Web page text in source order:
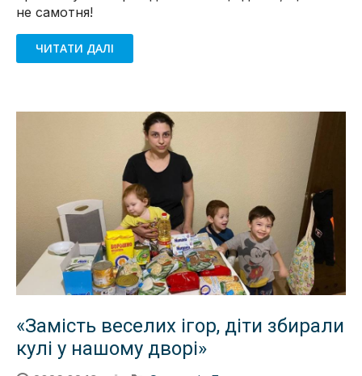
не самотня!
ЧИТАТИ ДАЛІ
«Замість веселих ігор, діти збирали
кулі у нашому дворі»